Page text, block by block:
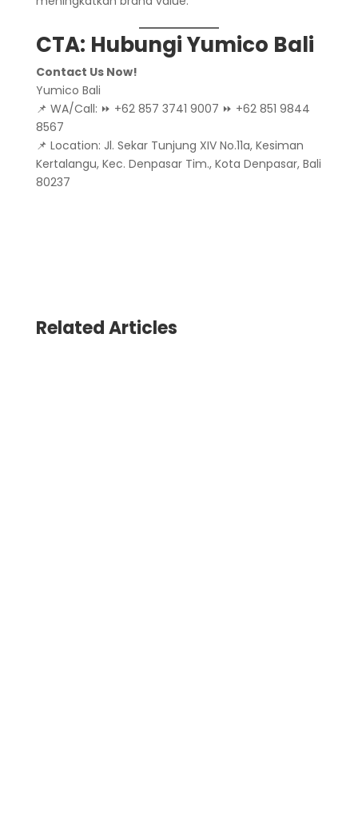
CTA: Hubungi Yumico Bali
Contact Us Now!
Yumico Bali
📌 WA/Call: ⏩ +62 857 3741 9007 ⏩ +62 851 9844
8567
📌 Location: Jl. Sekar Tunjung XIV No.11a, Kesiman
Kertalangu, Kec. Denpasar Tim., Kota Denpasar, Bali
80237
Related Articles